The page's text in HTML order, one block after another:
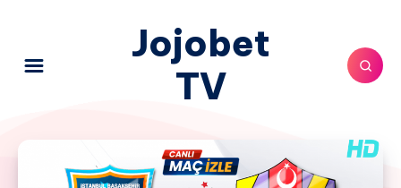
Jojobet
TV